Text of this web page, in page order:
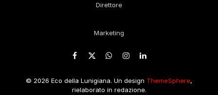
Direttore
Marketing
Facebook
X
WhatsApp
Instagram
LinkedIn
© 2026 Eco della Lunigiana. Un design ThemeSphere,
rielaborato in redazione.